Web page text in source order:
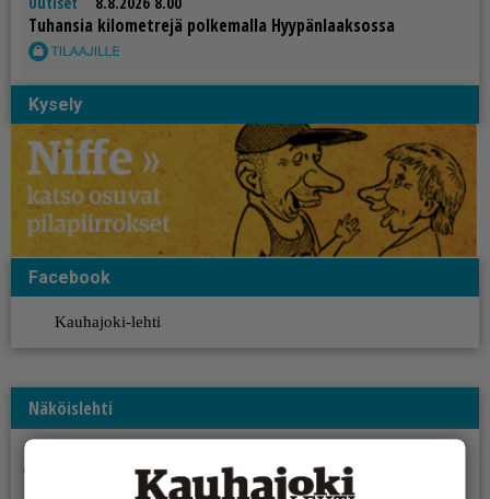
Tu­han­sia ki­lo­met­re­jä pol­ke­mal­la Hyy­pän­laak­sos­sa
Kysely
Facebook
Kauhajoki-lehti
Näköislehti